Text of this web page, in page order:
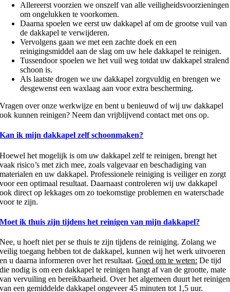
Allereerst voorzien we onszelf van alle veiligheidsvoorzieningen
om ongelukken te voorkomen.
Daarna spoelen we eerst uw dakkapel af om de grootse vuil van
de dakkapel te verwijderen.
Vervolgens gaan we met een zachte doek en een
reinigingsmiddel aan de slag om uw hele dakkapel te reinigen.
Tussendoor spoelen we het vuil weg totdat uw dakkapel stralend
schoon is.
Als laatste drogen we uw dakkapel zorgvuldig en brengen we
desgewenst een waxlaag aan voor extra bescherming.
Vragen over onze werkwijze en bent u benieuwd of wij uw dakkapel
ook kunnen reinigen? Neem dan vrijblijvend contact met ons op.
Kan ik mijn dakkapel zelf schoonmaken?
Hoewel het mogelijk is om uw dakkapel zelf te reinigen, brengt het
vaak risico’s met zich mee, zoals valgevaar en beschadiging van
materialen en uw dakkapel. Professionele reiniging is veiliger en zorgt
voor een optimaal resultaat. Daarnaast controleren wij uw dakkapel
ook direct op lekkages om zo toekomstige problemen en waterschade
voor te zijn.
Moet ik thuis zijn tijdens het reinigen van mijn dakkapel?
Nee, u hoeft niet per se thuis te zijn tijdens de reiniging. Zolang we
veilig toegang hebben tot de dakkapel, kunnen wij het werk uitvoeren
en u daarna informeren over het resultaat.Goed om te weten: De tijd
die nodig is om een dakkapel te reinigen hangt af van de grootte, mate
van vervuiling en bereikbaarheid. Over het algemeen duurt het reinigen
van een gemiddelde dakkapel ongeveer 45 minuten tot 1,5 uur.